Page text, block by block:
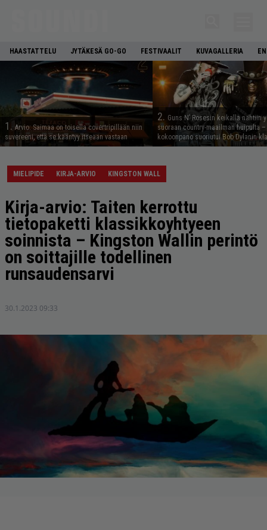
HAASTATTELU JYTÄKESÄ GO-GO FESTIVAALIT KUVAGALLERIA
1. Arvio: Saimaa on toisella covertripillään niin
suvereeni, että se kääntyy itseään vastaan
2. Guns N’ Rosesin keikalla nähtiin
suoraan country-maailman huipulta
kokoonpano suoriutui Bob Dylanin
MIELIPIDE KIRJA-ARVIO KINGSTON WALL
Kirja-arvio: Taiten kerrottu
tietopaketti klassikkoyhtyeen
soinnista – Kingston Wallin perintö
on soittajille todellinen
runsaudensarvi
30.1.2023 09:33